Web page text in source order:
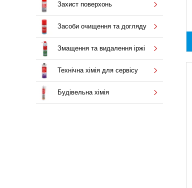
Захист поверхонь
Засоби очищення та догляду
Змащення та видалення іржі
Технічна хімія для сервісу
Будівельна хімія